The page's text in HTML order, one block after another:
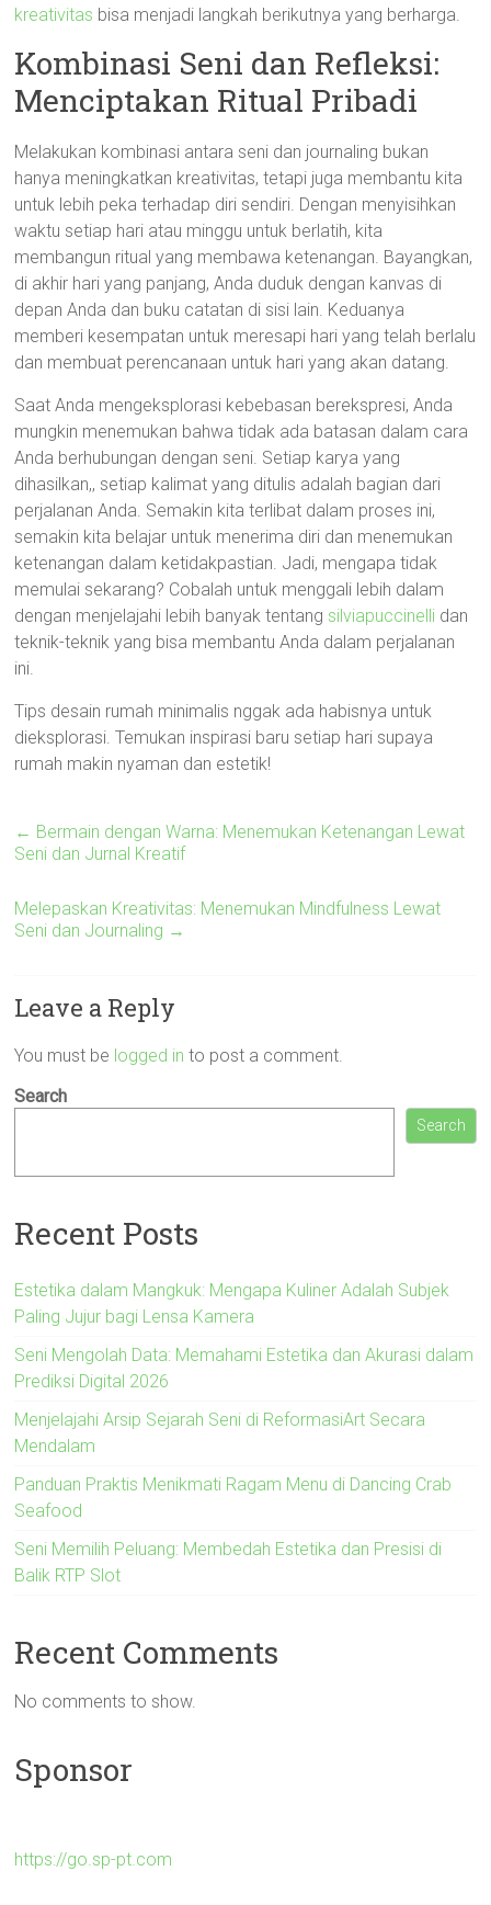
kreativitas bisa menjadi langkah berikutnya yang berharga.
Kombinasi Seni dan Refleksi:
Menciptakan Ritual Pribadi
Melakukan kombinasi antara seni dan journaling bukan
hanya meningkatkan kreativitas, tetapi juga membantu kita
untuk lebih peka terhadap diri sendiri. Dengan menyisihkan
waktu setiap hari atau minggu untuk berlatih, kita
membangun ritual yang membawa ketenangan. Bayangkan,
di akhir hari yang panjang, Anda duduk dengan kanvas di
depan Anda dan buku catatan di sisi lain. Keduanya
memberi kesempatan untuk meresapi hari yang telah berlalu
dan membuat perencanaan untuk hari yang akan datang.
Saat Anda mengeksplorasi kebebasan berekspresi, Anda
mungkin menemukan bahwa tidak ada batasan dalam cara
Anda berhubungan dengan seni. Setiap karya yang
dihasilkan,, setiap kalimat yang ditulis adalah bagian dari
perjalanan Anda. Semakin kita terlibat dalam proses ini,
semakin kita belajar untuk menerima diri dan menemukan
ketenangan dalam ketidakpastian. Jadi, mengapa tidak
memulai sekarang? Cobalah untuk menggali lebih dalam
dengan menjelajahi lebih banyak tentang silviapuccinelli dan
teknik-teknik yang bisa membantu Anda dalam perjalanan
ini.
Tips desain rumah minimalis nggak ada habisnya untuk
dieksplorasi. Temukan inspirasi baru setiap hari supaya
rumah makin nyaman dan estetik!
← Bermain dengan Warna: Menemukan Ketenangan Lewat
Seni dan Jurnal Kreatif
Melepaskan Kreativitas: Menemukan Mindfulness Lewat
Seni dan Journaling →
Leave a Reply
You must be logged in to post a comment.
Search
Search
Recent Posts
Estetika dalam Mangkuk: Mengapa Kuliner Adalah Subjek
Paling Jujur bagi Lensa Kamera
Seni Mengolah Data: Memahami Estetika dan Akurasi dalam
Prediksi Digital 2026
Menjelajahi Arsip Sejarah Seni di ReformasiArt Secara
Mendalam
Panduan Praktis Menikmati Ragam Menu di Dancing Crab
Seafood
Seni Memilih Peluang: Membedah Estetika dan Presisi di
Balik RTP Slot
Recent Comments
No comments to show.
Sponsor
https://go.sp-pt.com